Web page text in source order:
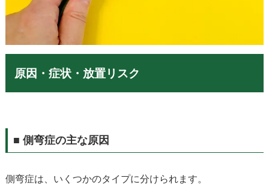
原因・症状・放置リスク
■ 側弯症の主な原因
側弯症は、いくつかのタイプに分けられます。